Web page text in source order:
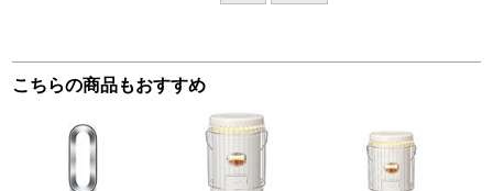
こちらの商品もおすすめ